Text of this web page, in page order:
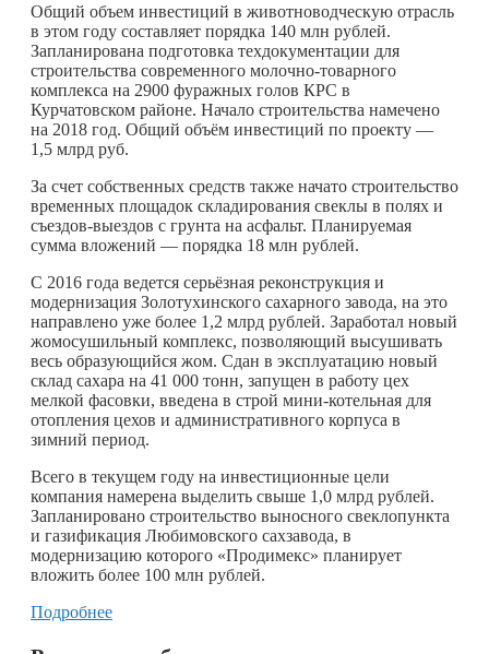
Общий объем инвестиций в животноводческую отрасль
в этом году составляет порядка 140 млн рублей.
Запланирована подготовка техдокументации для
строительства современного молочно-товарного
комплекса на 2900 фуражных голов КРС в
Курчатовском районе. Начало строительства намечено
на 2018 год. Общий объём инвестиций по проекту —
1,5 млрд руб.
За счет собственных средств также начато строительство
временных площадок складирования свеклы в полях и
съездов-выездов с грунта на асфальт. Планируемая
сумма вложений — порядка 18 млн рублей.
С 2016 года ведется серьёзная реконструкция и
модернизация Золотухинского сахарного завода, на это
направлено уже более 1,2 млрд рублей. Заработал новый
жомосушильный комплекс, позволяющий высушивать
весь образующийся жом. Сдан в эксплуатацию новый
склад сахара на 41 000 тонн, запущен в работу цех
мелкой фасовки, введена в строй мини-котельная для
отопления цехов и административного корпуса в
зимний период.
Всего в текущем году на инвестиционные цели
компания намерена выделить свыше 1,0 млрд рублей.
Запланировано строительство выносного свеклопункта
и газификация Любимовского сахзавода, в
модернизацию которого «Продимекс» планирует
вложить более 100 млн рублей.
Подробнее